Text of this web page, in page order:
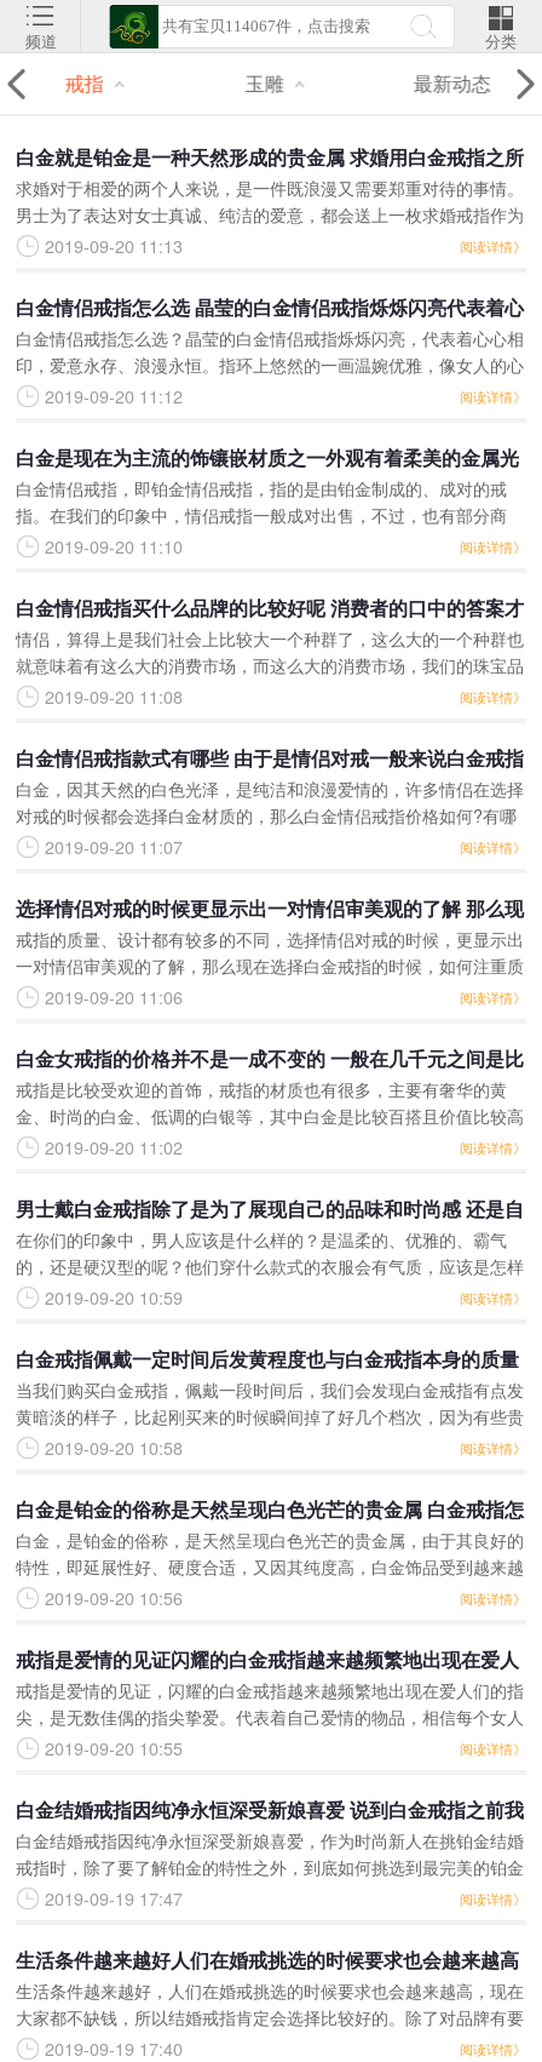
频道 分类
戒指 玉雕 最新动态
白金就是铂金是一种天然形成的贵金属 求婚用白金戒指之所
以受欢迎也是因为设计简约时尚品质优良
求婚对于相爱的两个人来说，是一件既浪漫又需要郑重对待的事情。
男士为了表达对女士真诚、纯洁的爱意，都会送上一枚求婚戒指作为
礼物。白金戒指是近年来众多求婚人士的心仪之选，那么白金求婚戒
2019-09-20 11:13 阅读详情》
白金情侣戒指怎么选 晶莹的白金情侣戒指烁烁闪亮代表着心
心相印
白金情侣戒指怎么选？晶莹的白金情侣戒指烁烁闪亮，代表着心心相
印，爱意永存、浪漫永恒。指环上悠然的一画温婉优雅，像女人的心
在默默地倾诉。爱情是买不来的，但是是可以证明的。白金情侣戒指
2019-09-20 11:12 阅读详情》
白金是现在为主流的饰镶嵌材质之一外观有着柔美的金属光
泽 ​白金情侣戒指的价格会随着铂金当日的单价变化而波动
白金情侣戒指，即铂金情侣戒指，指的是由铂金制成的、成对的戒
指。在我们的印象中，情侣戒指一般成对出售，不过，也有部分商
家，是支持情侣戒指单个男戒或单个女戒出售的。白金情侣戒指一般
2019-09-20 11:10 阅读详情》
白金情侣戒指买什么品牌的比较好呢 消费者的口中的答案才
算得上正确的答案
情侣，算得上是我们社会上比较大一个种群了，这么大的一个种群也
就意味着有这么大的消费市场，而这么大的消费市场，我们的珠宝品
牌商家能不心动吗？当然心动了。这么多珠宝品牌里面，不难发现，
2019-09-20 11:08 阅读详情》
白金情侣戒指款式有哪些 由于是情侣对戒一般来说白金戒指
的设计都比较简单
白金，因其天然的白色光泽，是纯洁和浪漫爱情的，许多情侣在选择
对戒的时候都会选择白金材质的，那么白金情侣戒指价格如何?有哪
些款式?该怎么挑选呢?下面由戴瑞珠宝小编带大家了解。白金情侣
2019-09-20 11:07 阅读详情》
选择情侣对戒的时候更显示出一对情侣审美观的了解 那么现
在选择白金戒指的时候如何注重质量的分析呢
戒指的质量、设计都有较多的不同，选择情侣对戒的时候，更显示出
一对情侣审美观的了解，那么现在选择白金戒指的时候，如何注重质
量的分析呢？选择钻石戒指的时候，情侣戒指多少钱一对呢？了解白
2019-09-20 11:06 阅读详情》
白金女戒指的价格并不是一成不变的 一般在几千元之间是比
较正常的
戒指是比较受欢迎的首饰，戒指的材质也有很多，主要有奢华的黄
金、时尚的白金、低调的白银等，其中白金是比较百搭且价值比较高
的，那么一款精美的白金女戒指多少钱呢？今天小编就为大家解答一
2019-09-20 11:02 阅读详情》
男士戴白金戒指除了是为了展现自己的品味和时尚感 还是自
身状态的一种表现形式
在你们的印象中，男人应该是什么样的？是温柔的、优雅的、霸气
的，还是硬汉型的呢？他们穿什么款式的衣服会有气质，应该是怎样
的性格呢？他们佩戴什么样的戒指好看呢？是白金的还是黄金的还是
2019-09-20 10:59 阅读详情》
白金戒指佩戴一定时间后发黄程度也与白金戒指本身的质量
有关 质量和金属含量越高的白金戒指就不容易被氧化
当我们购买白金戒指，佩戴一段时间后，我们会发现白金戒指有点发
黄暗淡的样子，比起刚买来的时候瞬间掉了好几个档次，因为有些贵
金属佩戴一段时间容易被空气中的氧气给氧化，由此变暗变黄，所以
2019-09-20 10:58 阅读详情》
白金是铂金的俗称是天然呈现白色光芒的贵金属 白金戒指怎
么清洗
白金，是铂金的俗称，是天然呈现白色光芒的贵金属，由于其良好的
特性，即延展性好、硬度合适，又因其纯度高，白金饰品受到越来越
多人的欢迎。今天，就由DR小编带大家了解关于白金戒指怎么清洗
2019-09-20 10:56 阅读详情》
戒指是爱情的见证闪耀的白金戒指越来越频繁地出现在爱人
们的指尖 是无数佳偶的指尖挚爱
戒指是爱情的见证，闪耀的白金戒指越来越频繁地出现在爱人们的指
尖，是无数佳偶的指尖挚爱。代表着自己爱情的物品，相信每个女人
都愿意其保持光洁如新，然而戒指随身佩戴，随着时间的积累，污垢
2019-09-20 10:55 阅读详情》
白金结婚戒指因纯净永恒深受新娘喜爱 说到白金戒指之前我
们先看一下铂金的特点
白金结婚戒指因纯净永恒深受新娘喜爱，作为时尚新人在挑铂金结婚
戒指时，除了要了解铂金的特性之外，到底如何挑选到最完美的铂金
结婚戒指呢？选择结婚戒指比可不比订婚戒指那样简单，毕竟结婚戒
2019-09-19 17:47 阅读详情》
生活条件越来越好人们在婚戒挑选的时候要求也会越来越高
一般选购白金结婚戒指的时候一定要注意4c
生活条件越来越好，人们在婚戒挑选的时候要求也会越来越高，现在
大家都不缺钱，所以结婚戒指肯定会选择比较好的。除了对品牌有要
求以外，对于佩戴之后的效果要求也是比较高的。铂金结婚戒指在选
2019-09-19 17:40 阅读详情》